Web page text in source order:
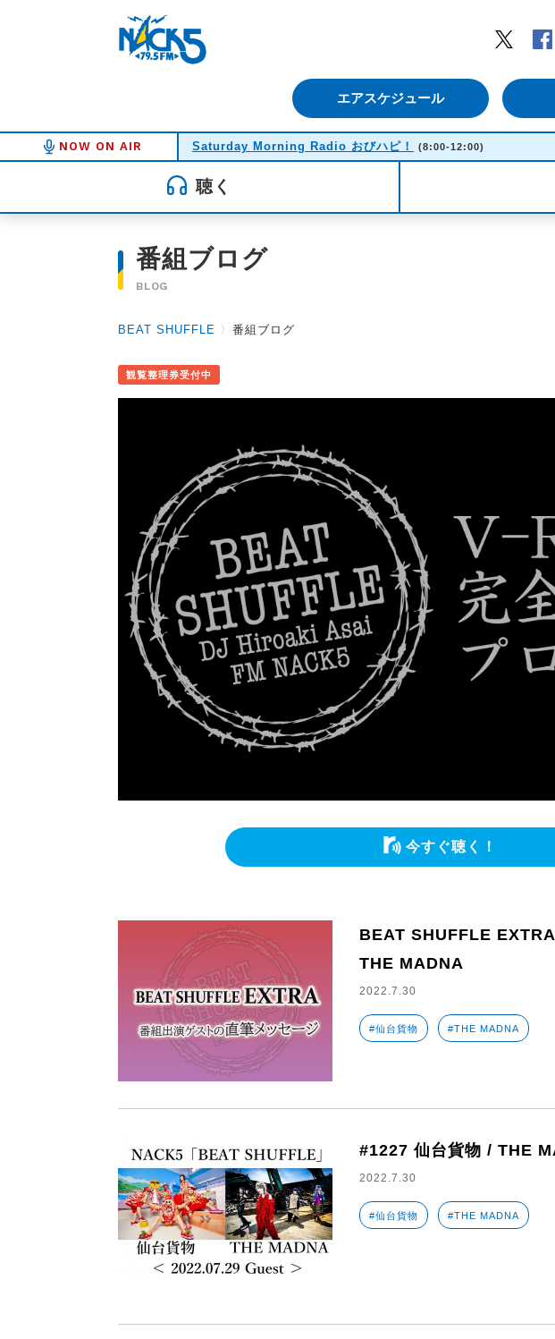
Twitter
エアスケジュール
NOW ON AIR Saturday Morning Radio おびハピ！ (8:00-12:00)
聴く
番組ブログ
BLOG
BEAT SHUFFLE 〉 番組ブログ
観覧整理券受付中
今すぐ聴く！
BEAT SHUFFLE
THE MADNA
2022.7.30
#仙台貨物 #THE MADNA
#1227 仙台貨物 / THE
2022.7.30
#仙台貨物 #THE MADNA